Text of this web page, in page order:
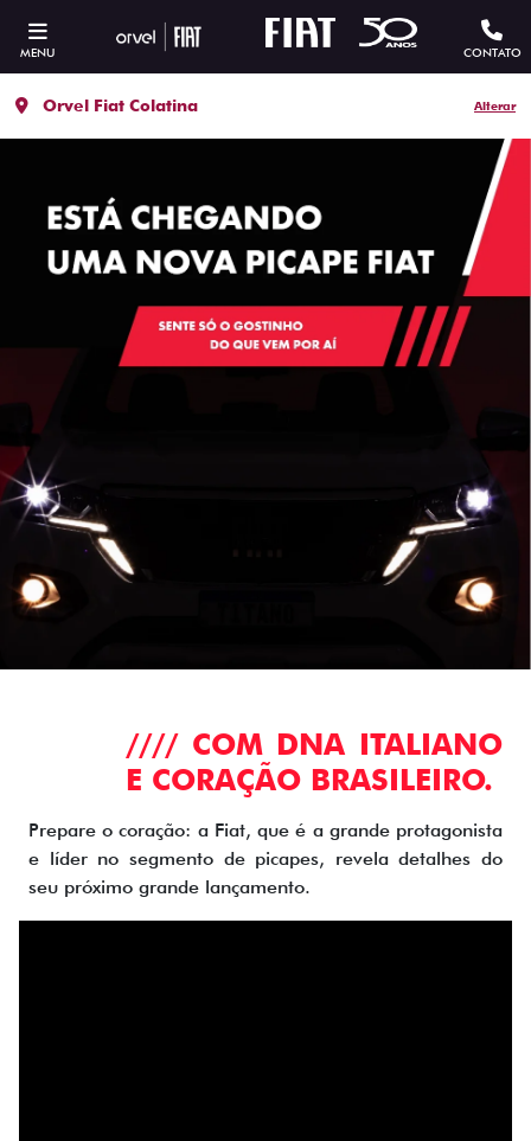
MENU CONTATO
Orvel Fiat Colatina Alterar
//// COM DNA ITALIANO
E CORAÇÃO BRASILEIRO.
Prepare o coração: a Fiat, que é a grande protagonista
e líder no segmento de picapes, revela detalhes do
seu próximo grande lançamento.